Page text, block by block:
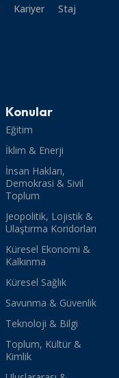
Kariyer
Staj
Konular
Eğitim
İklim & Enerji
İnsan Hakları,
Demokrasi & Sivil
Toplum
Jeopolitik, Lojistik &
Ulaştırma Koridorları
Küresel Ekonomi &
Kalkınma
Küresel Sağlık
Savunma & Güvenlik
Teknoloji & Bilgi
Toplum, Kültür &
Kimlik